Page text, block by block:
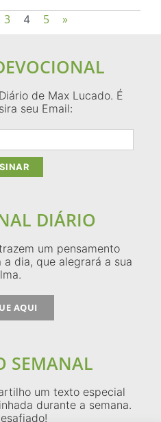
3 4 5 »
de Max Lucado. É
seu Email:
DIÁRIO
um pensamento
dia, que alegrará a sua
AQUI
SEMANAL
um texto especial
durante a semana.